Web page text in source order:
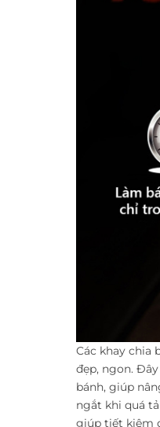
Các khay chia
đẹp, ngon.
bánh, giúp
ngắt khi quá
giúp tiết kiệm